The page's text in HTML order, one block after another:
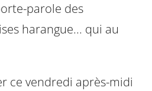
parole des
harangue... qui au
ce vendredi après-midi